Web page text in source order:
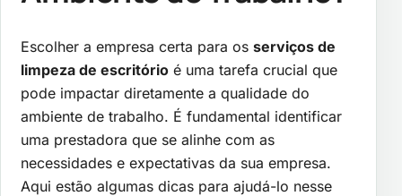
Escolher a empresa certa para os serviços de
limpeza de escritório é uma tarefa crucial que
pode impactar diretamente a qualidade do
ambiente de trabalho. É fundamental identificar
uma prestadora que se alinhe com as
necessidades e expectativas da sua empresa.
Aqui estão algumas dicas para ajudá-lo nesse